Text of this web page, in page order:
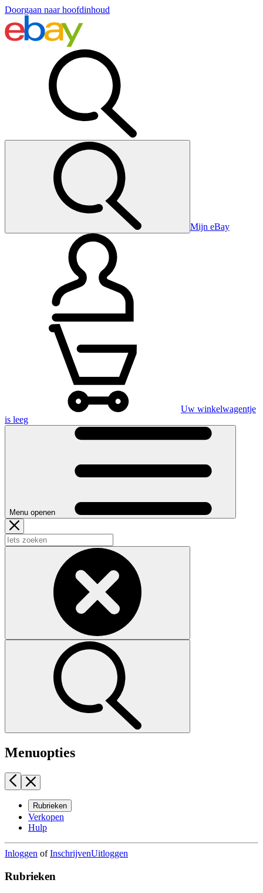
Doorgaan naar hoofdinhoud
Mijn eBay
Uw winkelwagentje
is leeg
Menu openen
Menuopties
Rubrieken
Verkopen
Hulp
Inloggen ofInschrijvenUitloggen
Rubrieken